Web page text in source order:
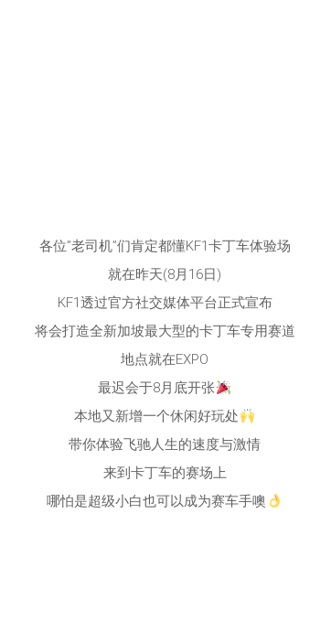
各位”老司机”们肯定都懂KF1卡丁车体验场
就在昨天(8月16日)
KF1透过官方社交媒体平台正式宣布
将会打造全新加坡最大型的卡丁车专用赛道
地点就在EXPO
最迟会于8月底开张
本地又新增一个休闲好玩处
带你体验飞驰人生的速度与激情
来到卡丁车的赛场上
哪怕是超级小白也可以成为赛车手噢